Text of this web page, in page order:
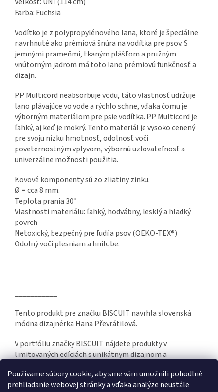
Používame súbory cookie, aby sme vám umožnili pohodlné
prehliadanie webovej stránky a vďaka analýze neustále
Farba: Fuchsia
Vodítko je z polypropylénového lana, ktoré je špeciálne
navrhnuté ako prémiová šnúra na vodítka pre psov. S
jemnými prameňmi, tkaným plášťom a pružným
vnútorným jadrom má toto lano prémiovú funkčnosť a
dizajn.
PP Multicord neabsorbuje vodu, táto vlastnosť udržuje
lano plávajúce vo vode a rýchlo schne, vďaka čomu je
výborným materiálom pre psie vodítka. PP Multicord je
ľahký, aj keď je mokrý. Tento materiál je vysoko cenený
pre svoju nízku hmotnosť, odolnosť voči
poveternostným vplyvom, výbornú uzlovateľnosť a
univerzálne možnosti použitia.
Kovové komponenty sú zo zliatiny zinku.
Ø = cca 8 mm.
Teplota prania 30º
Vlastnosti materiálu: ľahký, hodvábny, lesklý a hladký
povrch
Netoxický, bezpečný pre ľudí a psov (OEKO-TEX®)
Odolný voči plesniam a hnilobe.
Tento produkt pre značku BISCUIT navrhla slovenská
módna dizajnérka Hana Převrátilová.
V portfóliu značky BISCUIT nájdete produkty v
limitovaných edíciách s unikátnym dizajnom a